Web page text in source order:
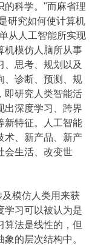
的科学。"而麻省理
研究如何使计算机
从人工智能所实现
机模仿人脑所从事
、思考、规划以及
、诊断、预测、规
即研究人类智能活
出深度学习、跨界
新特征。人工智能
术、新产品、新产
会生活、改变世
模仿人类用来获
学习可以被认为是
算法是线性的，但
象的层次结构中。